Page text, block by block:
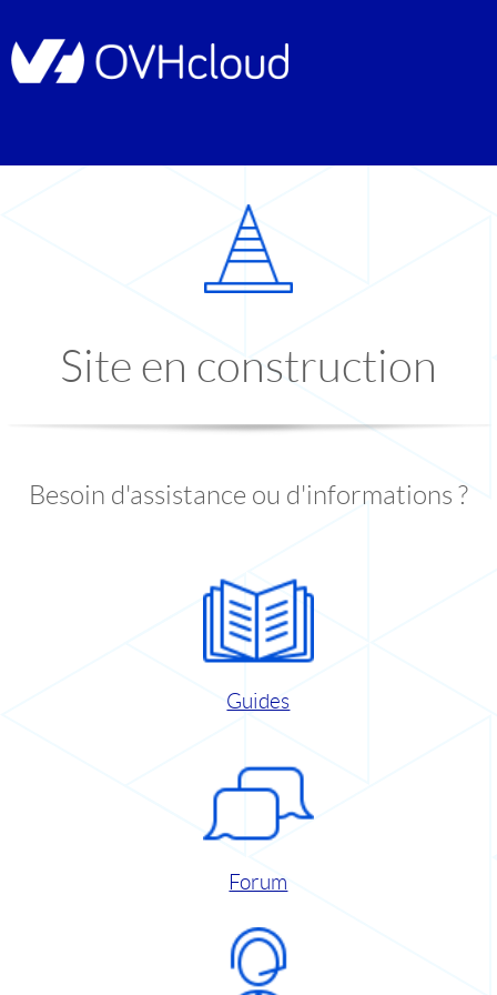
Site en construction
Besoin d'assistance ou d'informations ?
Guides
Forum